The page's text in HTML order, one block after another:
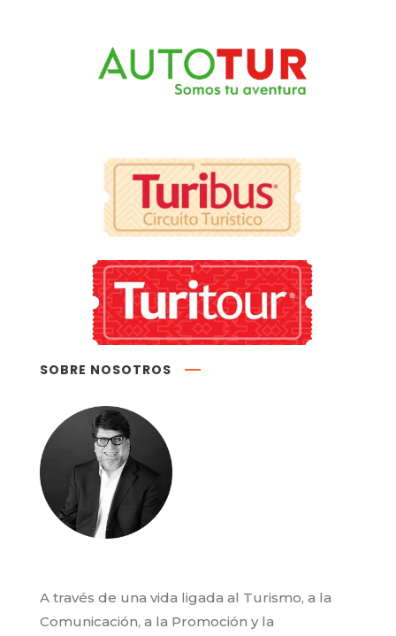
SOBRE NOSOTROS
A través de una vida ligada al Turismo, a la
Comunicación, a la Promoción y la